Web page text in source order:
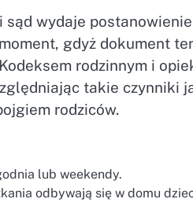
wydaje
gdyż dokument
rodzinnym i
takie czynniki
rodziców.
lub weekendy.
odbywają się w domu